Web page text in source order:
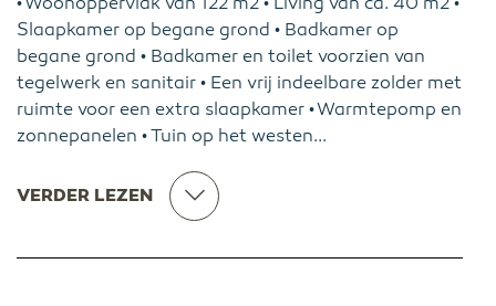
Slaapkamer op begane grond • Badkamer op
begane grond • Badkamer en toilet voorzien van
tegelwerk en sanitair • Een vrij indeelbare zolder met
ruimte voor een extra slaapkamer • Warmtepomp en
zonnepanelen • Tuin op het westen...
VERDER LEZEN